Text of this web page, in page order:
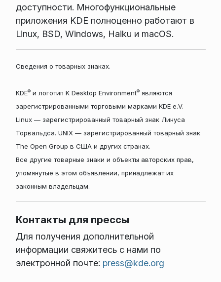
доступности. Многофункциональные
приложения KDE полноценно работают в
Linux, BSD, Windows, Haiku и macOS.
Сведения о товарных знаках.
KDE®и логотип K Desktop Environment®являются
зарегистрированными торговыми марками KDE e.V.
Linux — зарегистрированный товарный знак Линуса
Торвальдса. UNIX — зарегистрированный товарный знак
The Open Group в США и других странах.
Все другие товарные знаки и объекты авторских прав,
упомянутые в этом объявлении, принадлежат их
законным владельцам.
Контакты для прессы
Для получения дополнительной
информации свяжитесь с нами по
электронной почте: press@kde.org